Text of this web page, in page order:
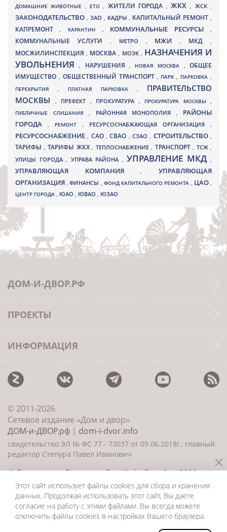
ДОМАШНИЕ ЖИВОТНЫЕ , ЕТО, ЖИТЕЛИ ГОРОДА , ЖКХ, ЖСК,
ЗАКОНОДАТЕЛЬСТВО , ЗАО , КАДРЫ, КАПИТАЛЬНЫЙ РЕМОНТ ,
КАПРЕМОНТ , КАРАНТИН , КОММУНАЛЬНЫЕ РЕСУРСЫ,
КОММУНАЛЬНЫЕ УСЛУГИ , МЕТРО , МЖИ, МКД ,
МОСЖИЛИНСПЕКЦИЯ, МОСКВА , МОЭК , НАЗНАЧЕНИЯ И
УВОЛЬНЕНИЯ, НАРУШЕНИЯ , НОВАЯ МОСКВА ,ОБЩЕЕ
ИМУЩЕСТВО , ОБЩЕСТВЕННЫЙ ТРАНСПОРТ , ПАРК, ПАРКОВКА ,
ПЕРЕКРЫТИЯ , ПЛАТНАЯ ПАРКОВКА , ПРАВИТЕЛЬСТВО
МОСКВЫ
, ПРЕФЕКТ , ПРОКУРАТУРА , ПРОКУРАТУРА МОСКВЫ ,
ПУБЛИЧНЫЕ СЛУШАНИЯ , РАЙОННАЯ МОНОПОЛИЯ , РАЙОНЫ
ГОРОДА
, РЕМОНТ , РЕСУРСОСНАБЖАЮЩАЯ ОРГАНИЗАЦИЯ ,
РЕСУРСОСНАБЖЕНИЕ, САО,СВАО ,СЗАО, СТРОИТЕЛЬСТВО,
ТАРИФЫ , ТАРИФЫ ЖКХ , ТЕПЛОСНАБЖЕНИЕ , ТРАНСПОРТ , ТСЖ ,
УЛИЦЫ ГОРОДА , УПРАВА РАЙОНА , УПРАВЛЕНИЕ МКД ,
УПРАВЛЯЮЩАЯ КОМПАНИЯ,УПРАВЛЯЮЩАЯ
ОРГАНИЗАЦИЯ,ФИНАНСЫ , ФОНД КАПИТАЛЬНОГО РЕМОНТА , ЦАО,
ЦЕНТР ГОРОДА , ЮАО , ЮВАО , ЮЗАО
ДОМ-И-ДВОР.РФ
ПРОЕКТЫ
ИНФОРМАЦИЯ
© 2011-2026
Сетевое издание «Дом и двор»
ДОМ-и-ДВОР.рф | dom-i-dvor.info
свидетельство ЭЛ № ФС 77 - 73037 от 09.06.2018г., главный
редактор Степура Павел Иванович
©Создание сайта и дизайн«ИнфоДизайн» 2011—
2026
Этот сайт использует файлы cookies для сбора и хранения
данных. Продолжая использовать этот сайт, Вы даете
согласие на работу с этими файлами. Вы всегда можете
отключить файлы cookies в настройках Вашего браузера.